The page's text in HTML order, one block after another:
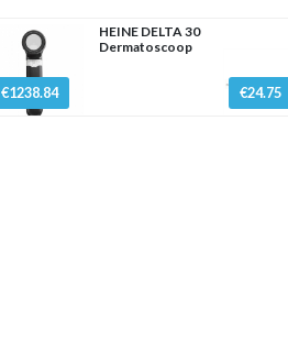
€1238.84
HEINE DELTA 30
Dermatoscoop
€24.75